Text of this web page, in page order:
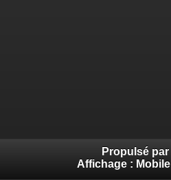
Propulsé par
Affichage : Mobile